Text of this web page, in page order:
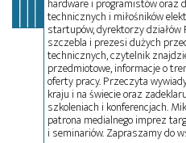
technicznych i miłośników
startupów, dyrektorzy działów
szczebla i prezesi dużych
technicznych, czytelnik
przedmiotowe, informacje o
oferty pracy. Przeczyta
kraju i na świecie oraz
szkoleniach i konferencjach.
patrona medialnego imprez
i seminariów. Zapraszamy do